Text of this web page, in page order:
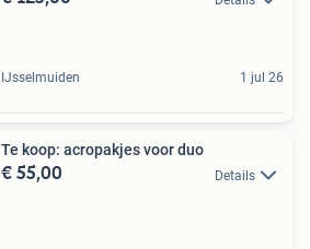
IJsselmuiden 1 jul 26
Te koop: acropakjes voor duo
€ 55,00 Details